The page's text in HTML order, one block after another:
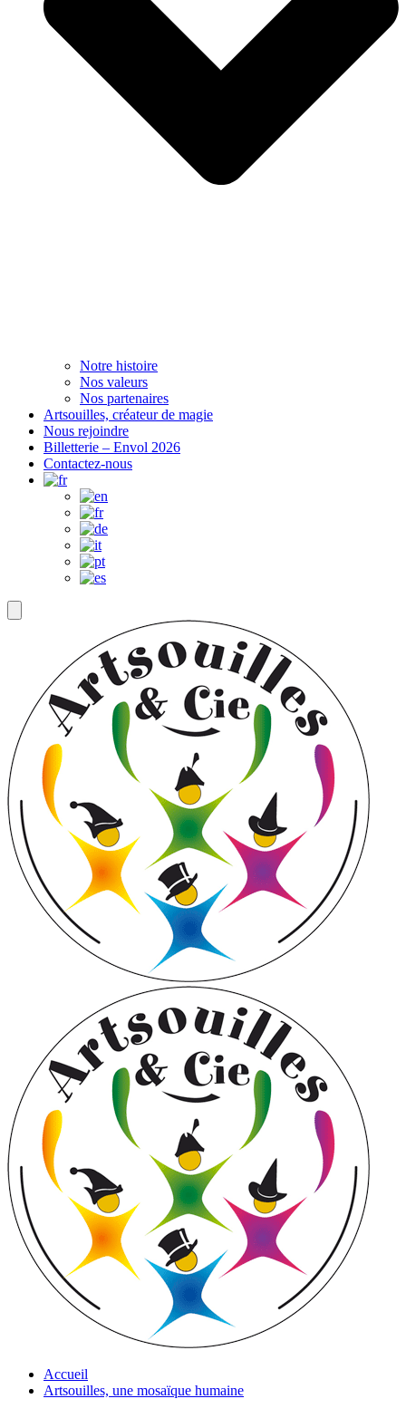
Notre histoire
Nos valeurs
Nos partenaires
Artsouilles, créateur de magie
Nous rejoindre
Billetterie – Envol 2026
Contactez-nous
Accueil
Artsouilles, une mosaïque humaine